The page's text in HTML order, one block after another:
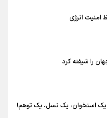
امنیت انرژی
را شیفته کرد
استخوان، یک نسل، یک توهم!